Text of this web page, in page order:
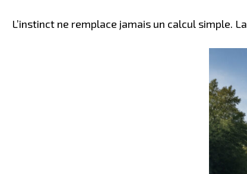
L’instinct ne remplace jamais un calcul simple. La